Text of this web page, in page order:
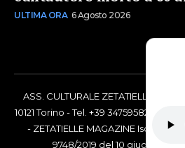
ULTIMA ORA 6 Agosto 2026
ASS. CULTURALE ZETATIELLE OFF
10121 Torino - Tel. +39 3475958238 -
- ZETATIELLE MAGAZINE Iscrizione
9748/2019 del 10 giugno 2019 -